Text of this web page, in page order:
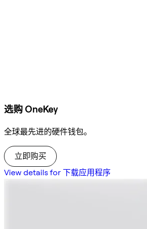
选购 OneKey
全球最先进的硬件钱包。
立即购买
View details for 下载应用程序